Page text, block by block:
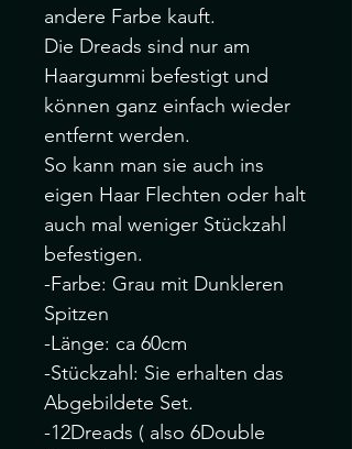
andere Farbe kauft.
Die Dreads sind nur am
Haargummi befestigt und
können ganz einfach wieder
entfernt werden.
So kann man sie auch ins
eigen Haar Flechten oder halt
auch mal weniger Stückzahl
befestigen.
-Farbe: Grau mit Dunkleren
Spitzen
-Länge: ca 60cm
-Stückzahl: Sie erhalten das
Abgebildete Set.
-12Dreads ( also 6Double